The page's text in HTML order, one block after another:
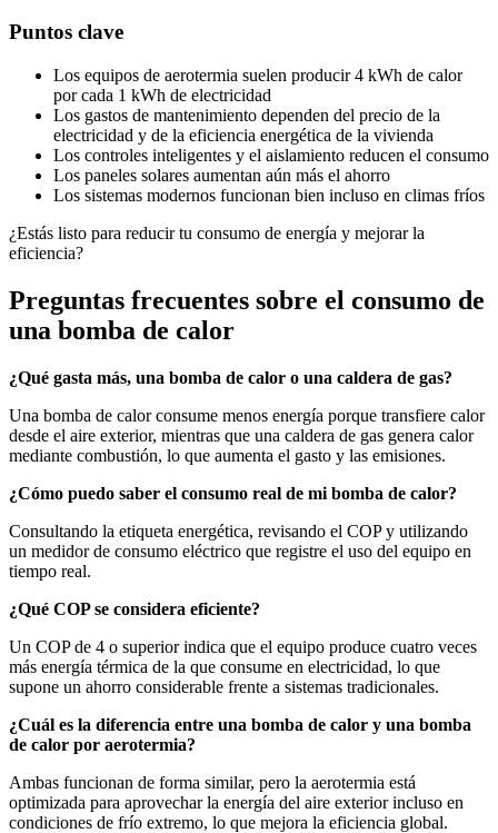
Puntos clave
Los equipos de aerotermia suelen producir 4 kWh de calor
por cada 1 kWh de electricidad
Los gastos de mantenimiento dependen del precio de la
electricidad y de la eficiencia energética de la vivienda
Los controles inteligentes y el aislamiento reducen el consumo
Los paneles solares aumentan aún más el ahorro
Los sistemas modernos funcionan bien incluso en climas fríos
¿Estás listo para reducir tu consumo de energía y mejorar la
eficiencia?
Preguntas frecuentes sobre el consumo de
una bomba de calor
¿Qué gasta más, una bomba de calor o una caldera de gas?
Una bomba de calor consume menos energía porque transfiere calor
desde el aire exterior, mientras que una caldera de gas genera calor
mediante combustión, lo que aumenta el gasto y las emisiones.
¿Cómo puedo saber el consumo real de mi bomba de calor?
Consultando la etiqueta energética, revisando el COP y utilizando
un medidor de consumo eléctrico que registre el uso del equipo en
tiempo real.
¿Qué COP se considera eficiente?
Un COP de 4 o superior indica que el equipo produce cuatro veces
más energía térmica de la que consume en electricidad, lo que
supone un ahorro considerable frente a sistemas tradicionales.
¿Cuál es la diferencia entre una bomba de calor y una bomba
de calor por aerotermia?
Ambas funcionan de forma similar, pero la aerotermia está
optimizada para aprovechar la energía del aire exterior incluso en
condiciones de frío extremo, lo que mejora la eficiencia global.